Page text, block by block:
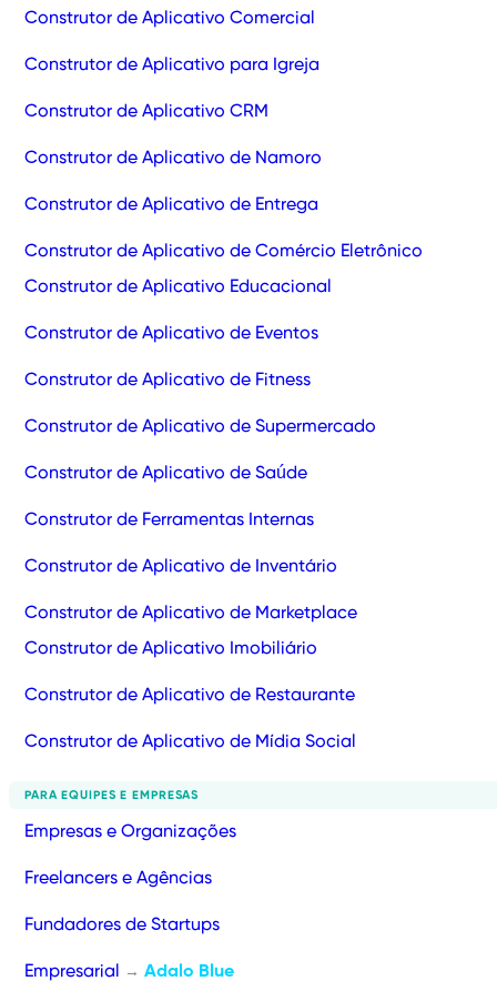
Construtor de Aplicativo Comercial
Construtor de Aplicativo para Igreja
Construtor de Aplicativo CRM
Construtor de Aplicativo de Namoro
Construtor de Aplicativo de Entrega
Construtor de Aplicativo de Comércio Eletrônico
Construtor de Aplicativo Educacional
Construtor de Aplicativo de Eventos
Construtor de Aplicativo de Fitness
Construtor de Aplicativo de Supermercado
Construtor de Aplicativo de Saúde
Construtor de Ferramentas Internas
Construtor de Aplicativo de Inventário
Construtor de Aplicativo de Marketplace
Construtor de Aplicativo Imobiliário
Construtor de Aplicativo de Restaurante
Construtor de Aplicativo de Mídia Social
PARA EQUIPES E EMPRESAS
Empresas e Organizações
Freelancers e Agências
Fundadores de Startups
Empresarial → Adalo Blue